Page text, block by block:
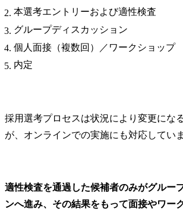
本選考エントリーおよび適性検査
グループディスカッション
個人面接（複数回）／ワークショップ
内定
採用選考プロセスは状況により変更にな
が、オンラインでの実施にも対応していま
適性検査を通過した候補者のみがグルー
ンへ進み、その結果をもって面接やワー